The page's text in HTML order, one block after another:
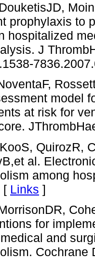
prophylaxis to
hospitalized
J
model
at risk for
QuirozR,
al.
among
[ Links ]
for
and
Cochrane